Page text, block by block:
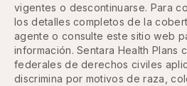
vigentes o descontinuarse. Para
los detalles completos de la
agente o consulte este sitio web
información. Sentara Health Plans
federales de derechos civiles
discrimina por motivos de raza,